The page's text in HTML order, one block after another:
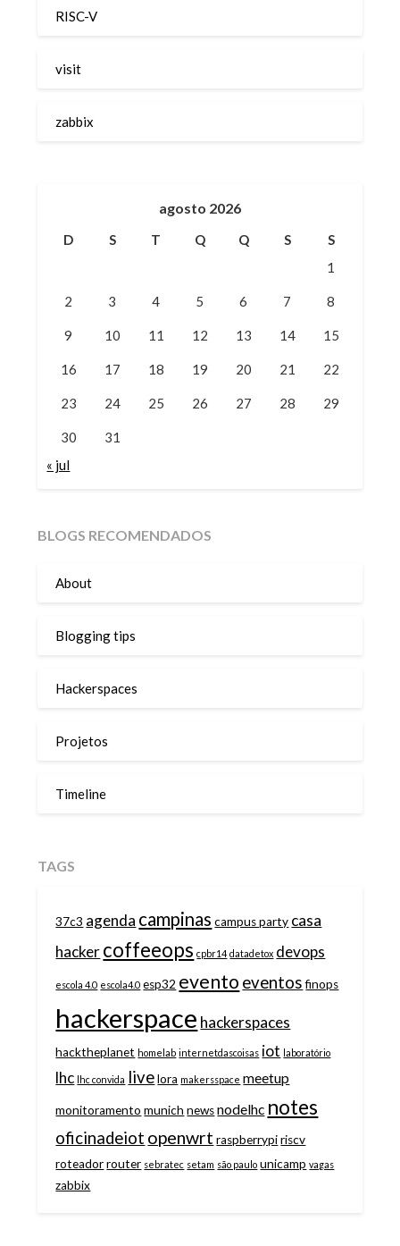
RISC-V
visit
zabbix
agosto 2026
D S T Q Q S
S
1
2 3 4 5 6 7 8
9 10 11 12 13 14 15
16 17 18 19 20 21 22
23 24 25 26 27 28 29
30
31
« jul
BLOGS RECOMENDADOS
About
Blogging tips
Hackerspaces
Projetos
Timeline
TAGS
37c3 agenda campinas campus party casa
hackercoffeeops cpbr14 datadetox devops
escola 4.0 escola4.0 esp32 evento eventos finops
hackerspace hackerspaces
hacktheplanet homelab internetdascoisas iot laboratório
lhc lhc convida live lora makersspace meetup
monitoramento munich news nodelhc notes
oficinadeiot openwrt raspberrypi riscv
roteador router sebratec setam são paulo unicamp vagas
zabbix